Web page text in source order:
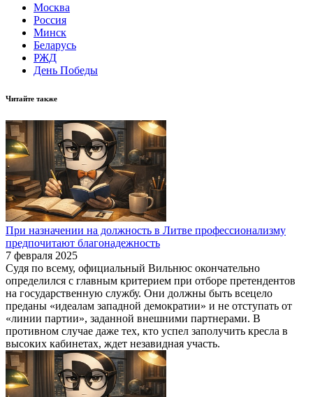
Москва
Россия
Минск
Беларусь
РЖД
День Победы
Читайте также
При назначении на должность в Литве профессионализму
предпочитают благонадежность
7 февраля 2025
Судя по всему, официальный Вильнюс окончательно
определился с главным критерием при отборе претендентов
на государственную службу. Они должны быть всецело
преданы «идеалам западной демократии» и не отступать от
«линии партии», заданной внешними партнерами. В
противном случае даже тех, кто успел заполучить кресла в
высоких кабинетах, ждет незавидная участь.